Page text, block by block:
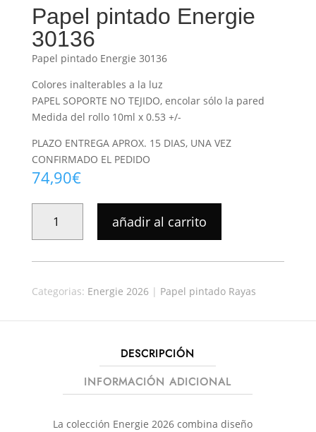
Papel pintado Energie
30136
Papel pintado Energie 30136
Colores inalterables a la luz
PAPEL SOPORTE NO TEJIDO, encolar sólo la pared
Medida del rollo 10ml x 0.53 +/-
PLAZO ENTREGA APROX. 15 DIAS, UNA VEZ
CONFIRMADO EL PEDIDO
74,90€
PINTADO
ENERGIE
30136
añadir al carrito
Categorias: Energie 2026| Papel pintado Rayas
DESCRIPCIÓN
INFORMACIÓN ADICIONAL
La colección Energie 2026 combina diseño